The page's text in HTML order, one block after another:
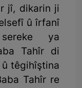
jî, dikarin ji
û îrfanî
ya
Tahîr di
têgihîştina
Tahîr re